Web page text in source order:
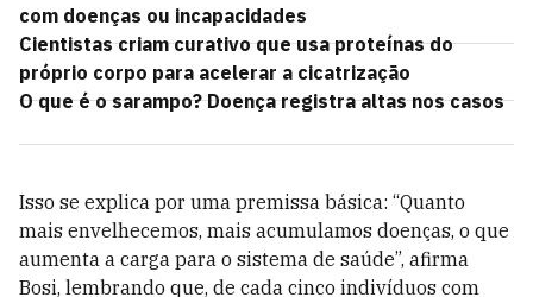
com doenças ou incapacidades
Cientistas criam curativo que usa proteínas do
próprio corpo para acelerar a cicatrização
O que é o sarampo? Doença registra altas nos casos
Isso se explica por uma premissa básica: “Quanto
mais envelhecemos, mais acumulamos doenças, o que
aumenta a carga para o sistema de saúde”, afirma
Bosi, lembrando que, de cada cinco indivíduos com